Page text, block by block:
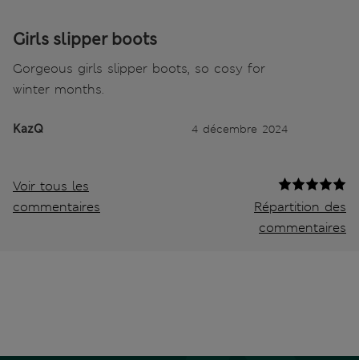
Girls slipper boots
Gorgeous girls slipper boots, so cosy for
winter months.
KazQ 4 décembre 2024
Voir tous les
commentaires
Répartition des
commentaires